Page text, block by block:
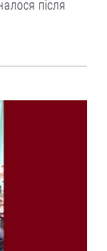
після